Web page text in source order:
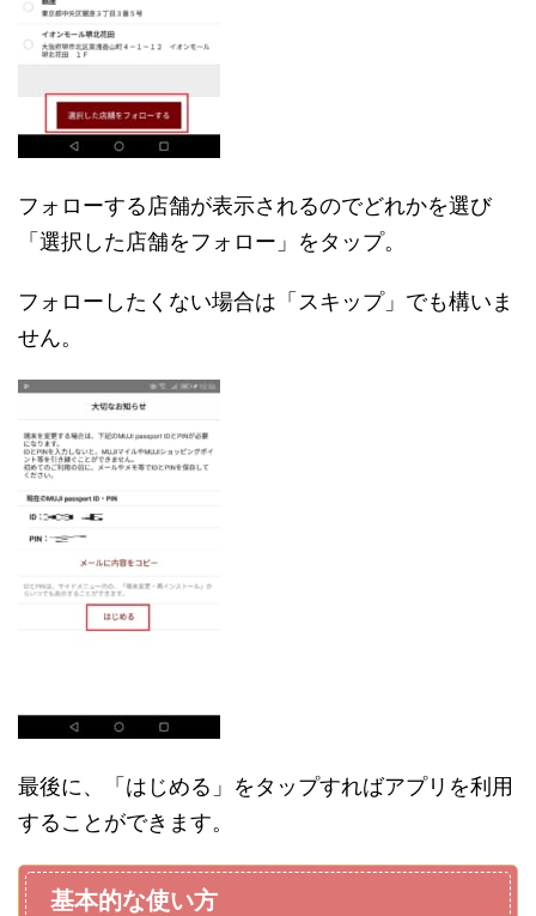
フォローする店舗が表示されるのでどれかを選び
「選択した店舗をフォロー」をタップ。
フォローしたくない場合は「スキップ」でも構いま
せん。
最後に、「はじめる」をタップすればアプリを利用
することができます。
基本的な使い方